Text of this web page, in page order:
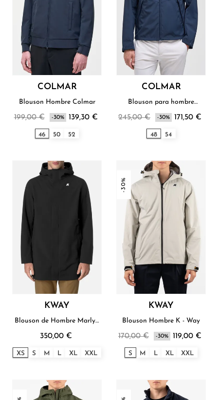
COLMAR
Blouson Hombre Colmar
199,00 € -30% 139,30 €
46 50 52
COLMAR
Blouson para hombre
245,00 € -30% 171,50 €
48 54
KWAY
Blouson de Hombre Marlyn
350,00 €
XS S M L XL XXL
-30%
KWAY
Blouson Hombre K - Way
170,00 € -30% 119,00 €
S M L XL XXL